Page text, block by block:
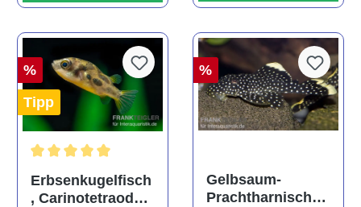
%
Tipp
Durchschnittliche Bewertung von 5 von 5 Sternen
Erbsenkugelfisch
, Carinotetraodon
%
Gelbsaum-
Prachtharnischw